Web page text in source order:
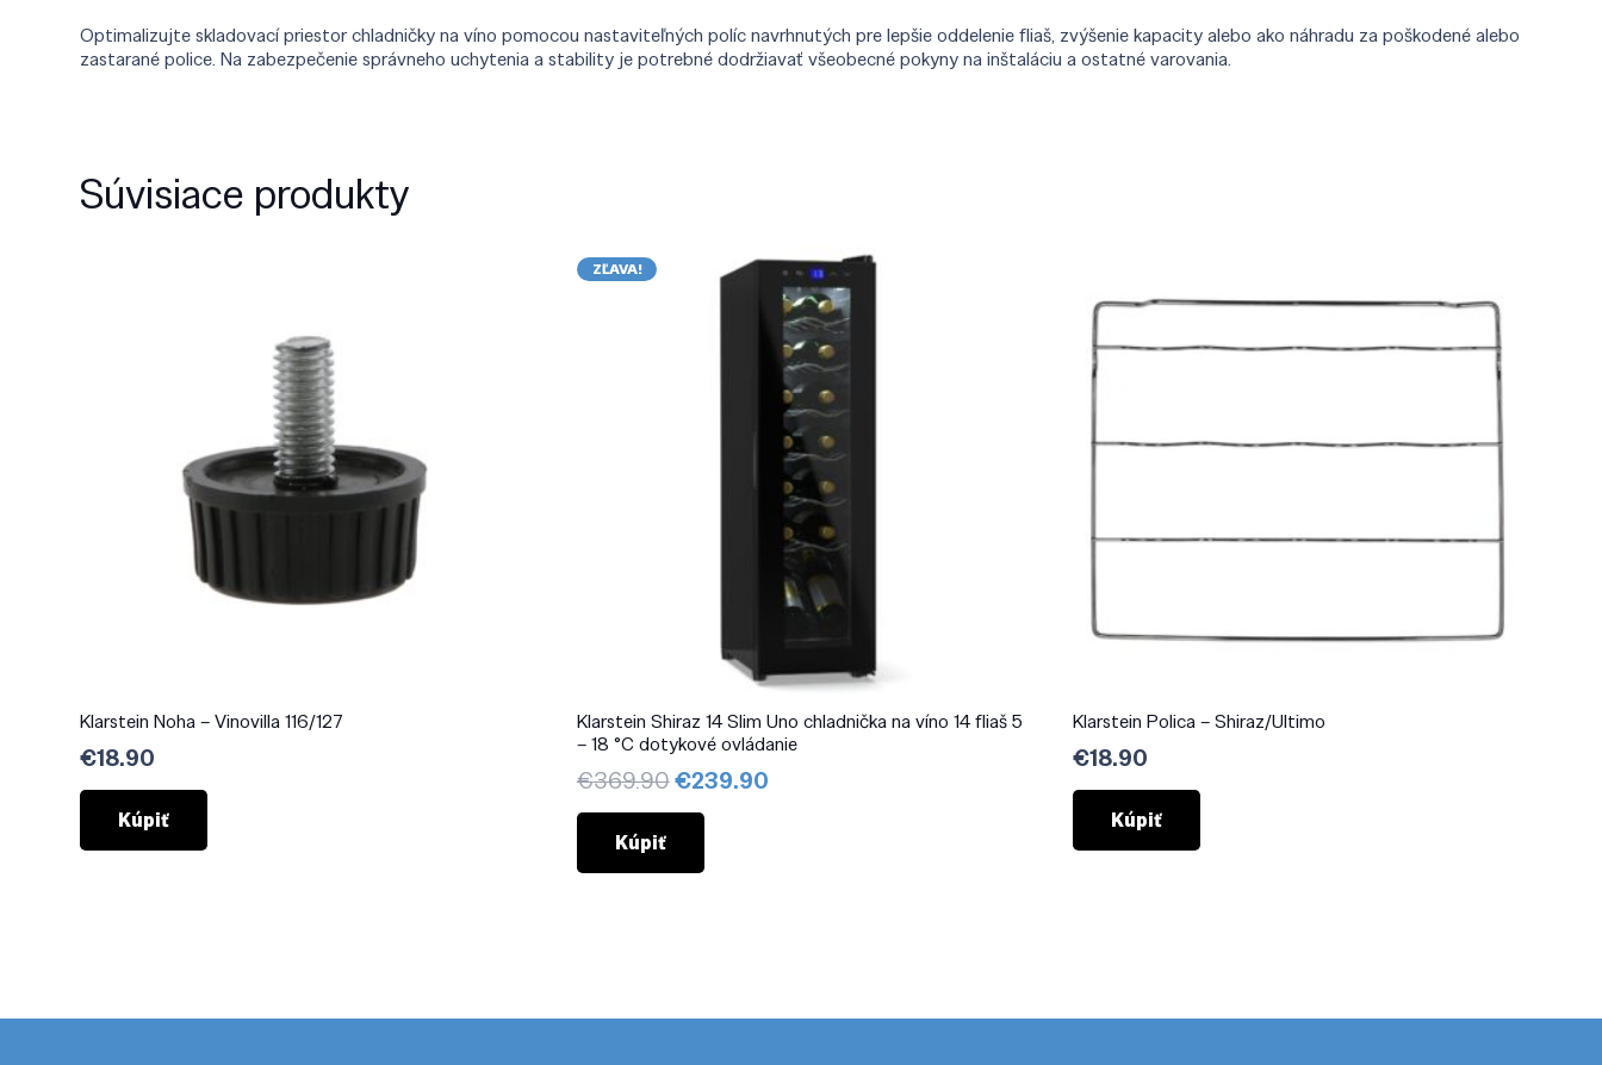
Optimalizujte skladovací priestor chladničky na víno pomocou nastaviteľných políc navrhnutých pre lepšie oddelenie fliaš, zvýšenie kapacity alebo ako náhradu za poškodené alebo
zastarané police. Na zabezpečenie správneho uchytenia a stability je potrebné dodržiavať všeobecné pokyny na inštaláciu a ostatné varovania.
Súvisiace produkty
Klarstein Noha – Vinovilla 116/127
€18.90
Kúpiť
ZĽAVA!
Klarstein Shiraz 14 Slim Uno chladnička na víno 14 fliaš 5
– 18 °C dotykové ovládanie
€369.90Pôvodná
cena
€369.90.
€239.90Aktuálna
Kúpiť
Klarstein Polica – Shiraz/Ultimo
€18.90
Kúpiť